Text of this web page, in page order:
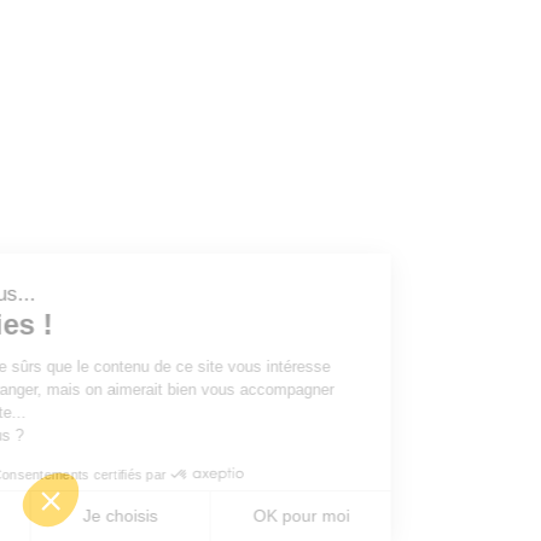
nous...
!
d'être sûrs que le contenu de ce site vous intéresse
déranger, mais on aimerait bien vous accompagner
visite...
vous ?
Consentements certifiés par
Je choisis OK pour moi